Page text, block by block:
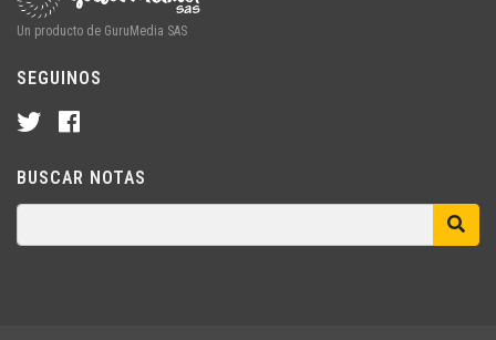
Un producto de GuruMedia SAS
SEGUINOS
BUSCAR NOTAS